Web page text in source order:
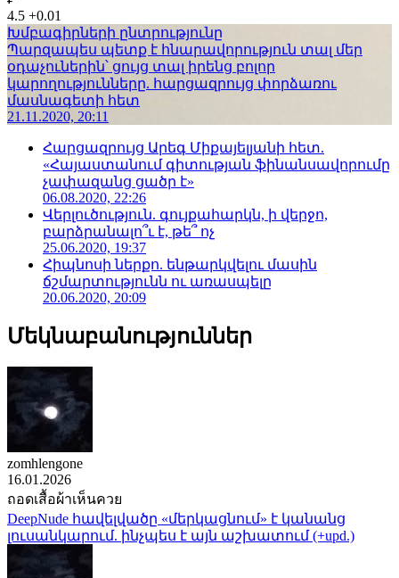
4.5 +0.01
Խմբագիրների ընտրությունը
Պարզապես պետք է հնարավորություն տալ մեր
օդաչուներին՝ ցույց տալ իրենց բոլոր
կարողությունները. հարցազրույց փորձառու
մասնագետի հետ
21.11.2020, 20:11
Հարցազրույց Արեգ Միքայելյանի հետ.
«Հայաստանում գիտության ֆինանսավորումը
չափազանց ցածր է»
06.08.2020, 22:26
Վերլուծություն. գույքահարկն, ի վերջո,
բարձրանալո՞ւ է, թե՞ ոչ
25.06.2020, 19:37
Հիպնոսի ներքո. ենթարկվելու մասին
ճշմարտությունն ու առասպելը
20.06.2020, 20:09
Մեկնաբանություններ
zomhlengone
16.01.2026
ถอดเสื้อผ้าเห็นควย
DeepNude հավելվածը «մերկացնում» է կանանց
լուսանկարում. ինչպես է այն աշխատում (+upd.)